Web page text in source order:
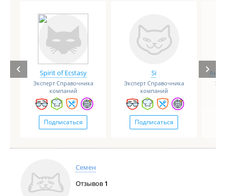
Spirit of Ecstasy
Эксперт Справочника
компаний
Подписаться
Si
Эксперт Справочника
компаний
Подписаться
Семен
Отзывов 1